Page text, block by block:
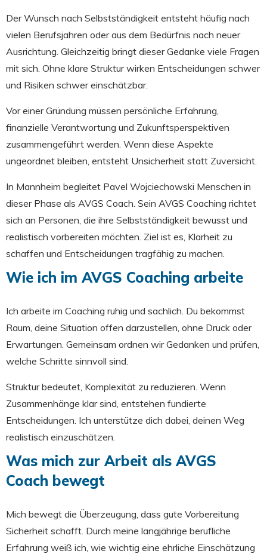
Der Wunsch nach Selbstständigkeit entsteht häufig nach
vielen Berufsjahren oder aus dem Bedürfnis nach neuer
Ausrichtung. Gleichzeitig bringt dieser Gedanke viele Fragen
mit sich. Ohne klare Struktur wirken Entscheidungen schwer
und Risiken schwer einschätzbar.
Vor einer Gründung müssen persönliche Erfahrung,
finanzielle Verantwortung und Zukunftsperspektiven
zusammengeführt werden. Wenn diese Aspekte
ungeordnet bleiben, entsteht Unsicherheit statt Zuversicht.
In Mannheim begleitet Pavel Wojciechowski Menschen in
dieser Phase als AVGS Coach. Sein AVGS Coaching richtet
sich an Personen, die ihre Selbstständigkeit bewusst und
realistisch vorbereiten möchten. Ziel ist es, Klarheit zu
schaffen und Entscheidungen tragfähig zu machen.
Wie ich im AVGS Coaching arbeite
Ich arbeite im Coaching ruhig und sachlich. Du bekommst
Raum, deine Situation offen darzustellen, ohne Druck oder
Erwartungen. Gemeinsam ordnen wir Gedanken und prüfen,
welche Schritte sinnvoll sind.
Struktur bedeutet, Komplexität zu reduzieren. Wenn
Zusammenhänge klar sind, entstehen fundierte
Entscheidungen. Ich unterstütze dich dabei, deinen Weg
realistisch einzuschätzen.
Was mich zur Arbeit als AVGS
Coach bewegt
Mich bewegt die Überzeugung, dass gute Vorbereitung
Sicherheit schafft. Durch meine langjährige berufliche
Erfahrung weiß ich, wie wichtig eine ehrliche Einschätzung